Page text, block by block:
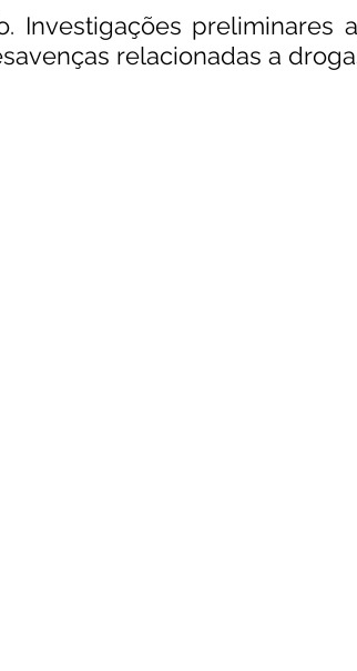
Investigações preliminares
relacionadas a